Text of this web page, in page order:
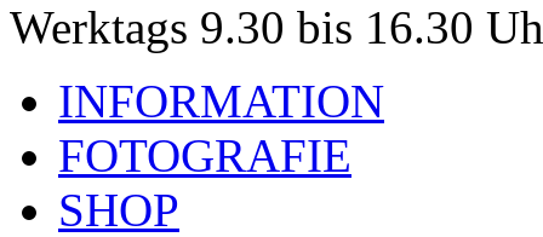
Werktags 9.30 bis 16.30
INFORMATION
FOTOGRAFIE
SHOP